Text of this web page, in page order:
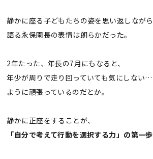
静かに座る子どもたちの姿を思い返しながら
語る永保園長の表情は朗らかだった。
2年たった、年長の7月にもなると、
年少が周りで走り回っていても気にしない…
ように頑張っているのだとか。
静かに正座をすることが、
「自分で考えて行動を選択する力」の第一歩